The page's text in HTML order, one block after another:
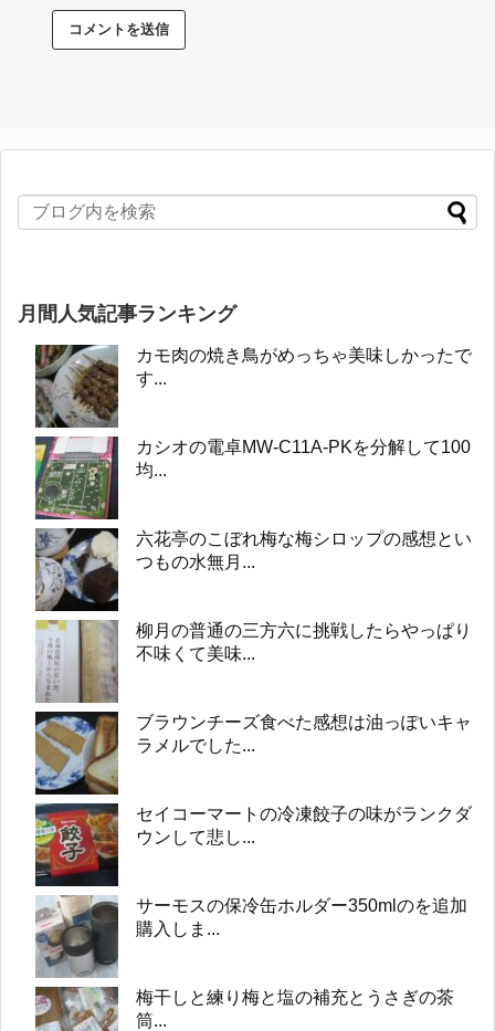
月間人気記事ランキング
カモ肉の焼き鳥がめっちゃ美味しかったで
す...
カシオの電卓MW-C11A-PKを分解して100
均...
六花亭のこぼれ梅な梅シロップの感想とい
つもの水無月...
柳月の普通の三方六に挑戦したらやっぱり
不味くて美味...
ブラウンチーズ食べた感想は油っぽいキャ
ラメルでした...
セイコーマートの冷凍餃子の味がランクダ
ウンして悲し...
サーモスの保冷缶ホルダー350mlのを追加
購入しま...
梅干しと練り梅と塩の補充とうさぎの茶
筒...